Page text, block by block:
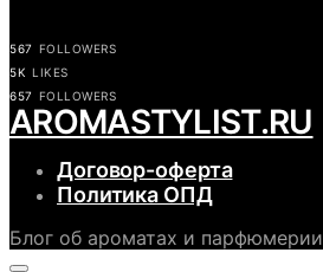
567 FOLLOWERS
5K LIKES
657 FOLLOWERS
АROMASTYLIST.RU
Договор-оферта
Политика ОПД
Блог об ароматах и парфюмерии